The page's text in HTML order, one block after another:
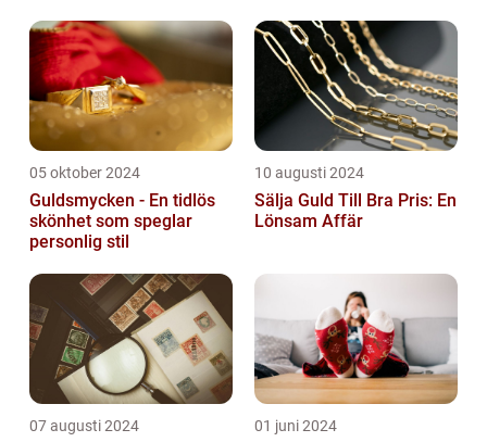
05 oktober 2024
Guldsmycken - En tidlös
skönhet som speglar
personlig stil
10 augusti 2024
Sälja Guld Till Bra Pris: En
Lönsam Affär
07 augusti 2024 01 juni 2024